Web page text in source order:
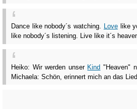
Dance like nobody´s watching. Lovelike
like nobody´s listening. Live like it´s
Heiko: Wir werden unser Kind "Heaven"
Michaela: Schön, erinnert mich an das